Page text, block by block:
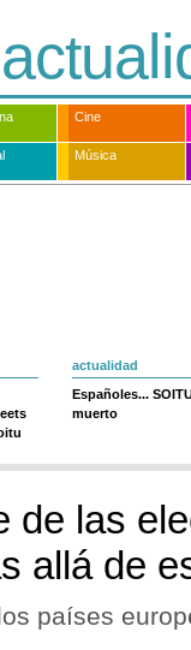
Cine
Música
actualidad
Españoles...
muerto
de las
allá de
países